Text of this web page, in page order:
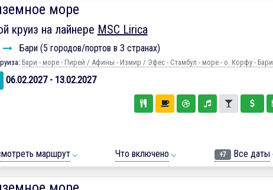
море
круиз на лайнере MSC Lirica
Бари (5 городов/портов в 3 странах)
Бари - море - Пирей / Афины - Измир / Эфес - Стамбул - море - о. Корфу - Бари
06.02.2027 - 13.02.2027
маршрут Что включено +7 Все даты